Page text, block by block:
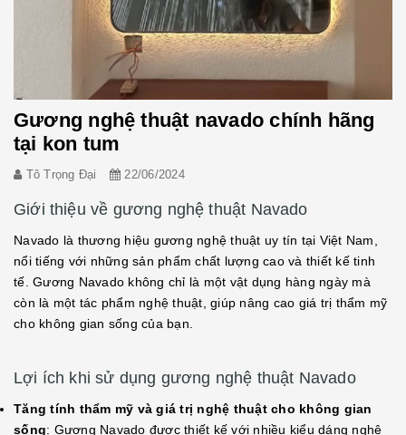
Gương nghệ thuật navado chính hãng
tại kon tum
Tô Trọng Đại 22/06/2024
Giới thiệu về gương nghệ thuật Navado
Navado là thương hiệu gương nghệ thuật uy tín tại Việt Nam,
nổi tiếng với những sản phẩm chất lượng cao và thiết kế tinh
tế. Gương Navado không chỉ là một vật dụng hàng ngày mà
còn là một tác phẩm nghệ thuật, giúp nâng cao giá trị thẩm mỹ
cho không gian sống của bạn.
Lợi ích khi sử dụng gương nghệ thuật Navado
Tăng tính thẩm mỹ và giá trị nghệ thuật cho không gian
sống: Gương Navado được thiết kế với nhiều kiểu dáng nghệ